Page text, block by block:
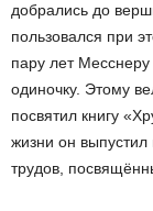
добрались до
пользовался при
пару лет
одиночку. Этому
посвятил книгу
жизни он выпустил
трудов,